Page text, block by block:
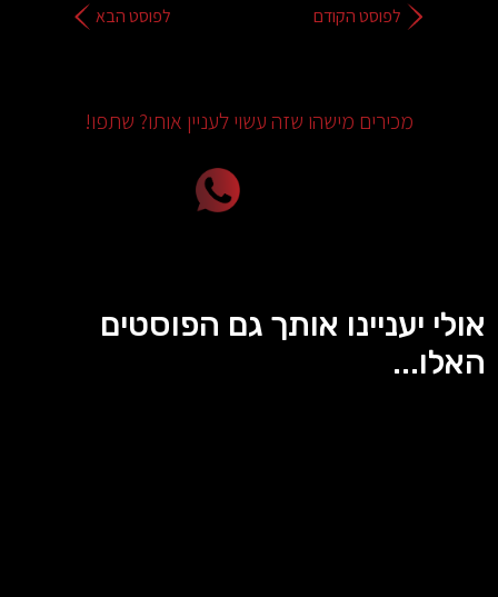
לפוסט הקודם לפוסט הבא
מכירים מישהו שזה עשוי לעניין אותו? שתפו!
אולי יעניינו אותך גם הפוסטים
האלו...